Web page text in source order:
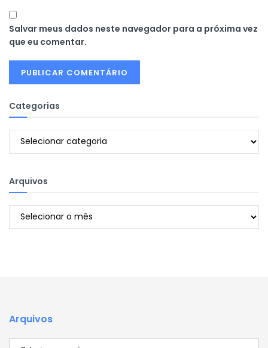
Salvar meus dados neste navegador para a próxima vez
que eu comentar.
Categorias
Categorias
Arquivos
Arquivos
Arquivos